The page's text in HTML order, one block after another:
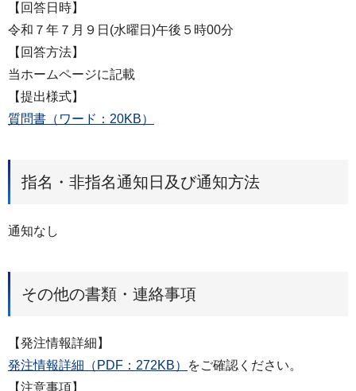
【回答日時】
令和７年７月９日(水曜日)午後５時00分
【回答方法】
当ホームページに記載
【提出様式】
質問書（ワード：20KB）
指名・非指名通知日及び通知方法
通知なし
その他の書類・連絡事項
【発注情報詳細】
発注情報詳細（PDF：272KB）
をご確認ください。
【注意事項】